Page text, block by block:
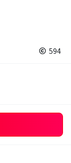
594